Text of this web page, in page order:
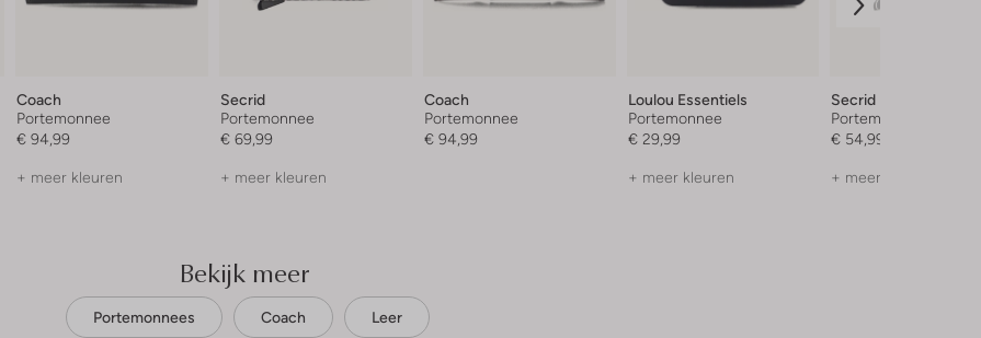
Coach
Portemonnee
€ 94,99
+ meer kleuren
Secrid
Portemonnee
€ 69,99
+ meer kleuren
Coach
Portemonnee
€ 94,99
Loulou Essentiels
Portemonnee
€ 29,99
+ meer kleuren
Secrid
Portemonnee
€ 54,99
+ meer kleuren
Bekijk meer
Portemonnees Coach Leer